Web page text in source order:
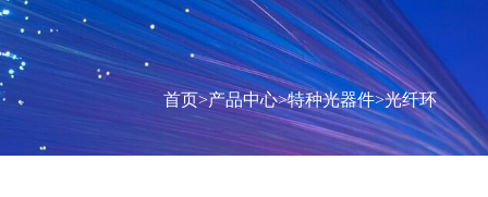
首页>产品中心>特种光器件>光纤环